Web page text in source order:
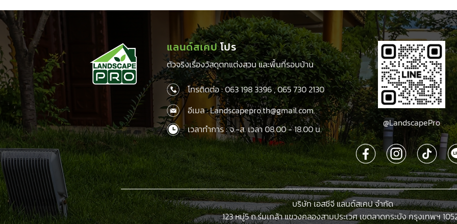
แลนด์สเคปโปร
ตัวจริงเรื่องวัสดุตกแต่งสวน และพื้นที่รอบบ้าน
โทรติดต่อ :063 198 3396,065 730 2130
อีเมล : Landscapepro.th@gmail.com
เวลาทำการ : จ.-ส. เวลา 08.00 - 18.00 น.
@LandscapePro
บริษัท เอสซีจี แลนด์สเคป จำกัด
123 หมู่5 ถ.ร่มเกล้า แขวงคลองสามประเวศ เขตลาดกระบัง กรุงเทพฯ